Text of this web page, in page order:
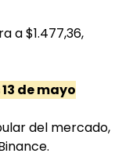
a $1.477,36,
de mayo
del mercado,